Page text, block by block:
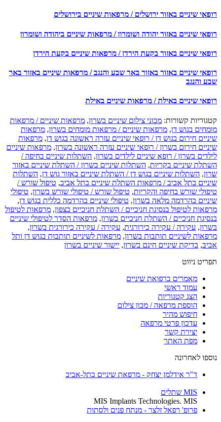
שיניים באזור ירושלים / מרפאות שיניים בירושלים
שיניים באזור יהודה ושומרון / מרפאות שיניים ביהודה ושומרון
שיניים באזור בקעת הירדן / מרפאות שיניים בקעת הירדן
שיניים באזור באזור באר שבע והנגב / מרפאות שיניים באזור באר
והנגב
שיניים באילת / מרפאות שיניים באילת
קשורות:מכוני צילום שיניים בשרון,מרפאות שיניים / מרפאות
בגוש דן, מרפאות שיניים / מרפאות מומחים בשרון,מרפאות
חירום בגוש דן / רופאי שיניים עזרה ראשונה בגוש דן, מרפאות
חירום בשרון / רופאי שיניים עזרה ראשונה בשרון,מרפאות שיניים
בשרון / רופא שיניים לילדים בשרון,השתלות שיניים בחיפה /
שיניים בקריות,השתלות שיניים בשרון / השתלת שיניים באזור
,השתלות שיניים בגוש דן / השתלת שיניים באזור גוש דן, השתלות
בתל אביב / מרפאות השתלת שיניים בתל אביב,טיפול שורש /
שורש בחיפה והקריות,טיפול שורש / טיפולי שורש בשרון,טיפולי
בהרדמה מלאה בשרון,טיפולי שיניים בהרדמה כללית בגוש דן,
לטיפול בנסיגת חניכיים / השתלת חניכיים בצפון,מרפאות לטיפול
חניכיים / השתלת חניכיים בשרון,מרפאות הסדר לטיפולי שיניים
,עקירה / עקירה כירורגית,עקירה / עקירה כירורגית בשרון,
לשיניים תותבות בשרון,מרפאות לשיניים תותבות בגוש דן ותל
,בדיקת שיניים חינם בשרון,יישור שיניים בשרון
ניווט
מאמרים ברפואת שיניים
עמוד ראשי
הצג קטגוריות
הוספת מרפאה / מכון צילום
חיפוש מהיר
עדכון פרטי מרפאה
יצירת קשר
מפת האתר
לאחרונה
ד"ר אידלמן יצחק - מרפאת שיניים בתל-אביב
MIS שתלים
MIS Implants Technologies. MIS
פרופ' רפאל זלצר - מנתח פנים ולסתות